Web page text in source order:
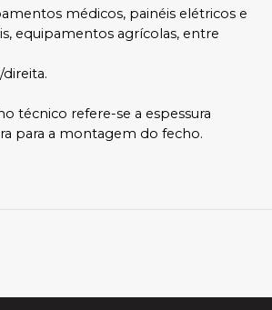
médicos, painéis elétricos e
equipamentos agrícolas, entre
técnico refere-se a espessura
para a montagem do fecho.